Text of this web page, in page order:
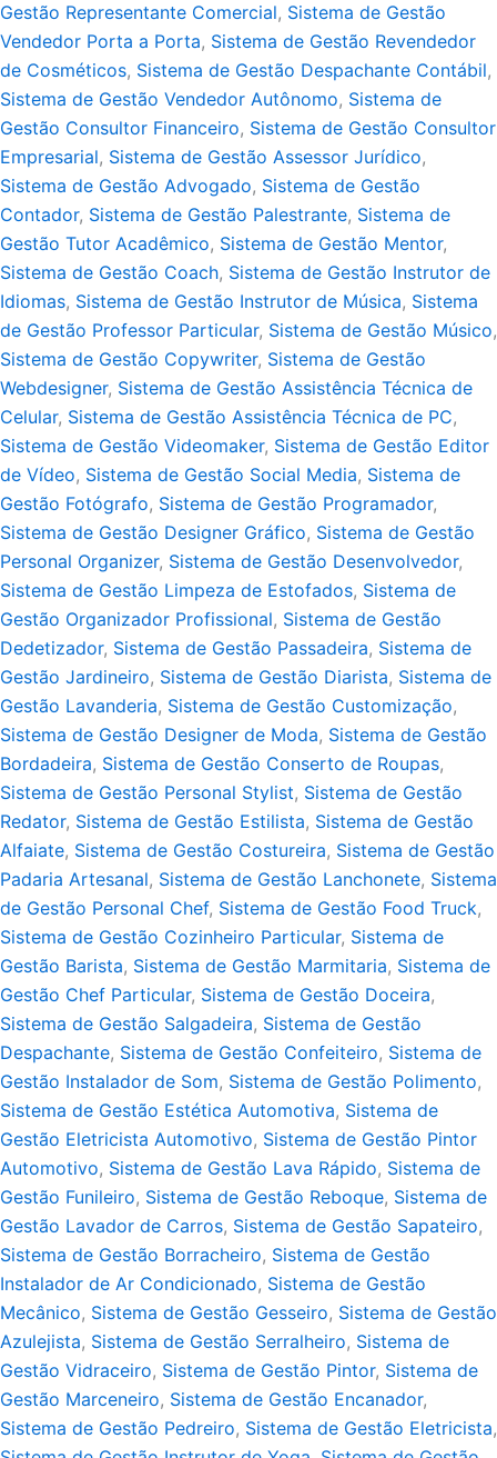
Gestão Representante Comercial, Sistema de Gestão
Vendedor Porta a Porta, Sistema de Gestão Revendedor
de Cosméticos, Sistema de Gestão Despachante Contábil,
Sistema de Gestão Vendedor Autônomo, Sistema de
Gestão Consultor Financeiro, Sistema de Gestão Consultor
Empresarial, Sistema de Gestão Assessor Jurídico,
Sistema de Gestão Advogado, Sistema de Gestão
Contador, Sistema de Gestão Palestrante, Sistema de
Gestão Tutor Acadêmico, Sistema de Gestão Mentor,
Sistema de Gestão Coach, Sistema de Gestão Instrutor de
Idiomas, Sistema de Gestão Instrutor de Música, Sistema
de Gestão Professor Particular, Sistema de Gestão Músico,
Sistema de Gestão Copywriter, Sistema de Gestão
Webdesigner, Sistema de Gestão Assistência Técnica de
Celular, Sistema de Gestão Assistência Técnica de PC,
Sistema de Gestão Videomaker, Sistema de Gestão Editor
de Vídeo, Sistema de Gestão Social Media, Sistema de
Gestão Fotógrafo, Sistema de Gestão Programador,
Sistema de Gestão Designer Gráfico, Sistema de Gestão
Personal Organizer, Sistema de Gestão Desenvolvedor,
Sistema de Gestão Limpeza de Estofados, Sistema de
Gestão Organizador Profissional, Sistema de Gestão
Dedetizador, Sistema de Gestão Passadeira, Sistema de
Gestão Jardineiro, Sistema de Gestão Diarista, Sistema de
Gestão Lavanderia, Sistema de Gestão Customização,
Sistema de Gestão Designer de Moda, Sistema de Gestão
Bordadeira, Sistema de Gestão Conserto de Roupas,
Sistema de Gestão Personal Stylist, Sistema de Gestão
Redator, Sistema de Gestão Estilista, Sistema de Gestão
Alfaiate, Sistema de Gestão Costureira, Sistema de Gestão
Padaria Artesanal, Sistema de Gestão Lanchonete, Sistema
de Gestão Personal Chef, Sistema de Gestão Food Truck,
Sistema de Gestão Cozinheiro Particular, Sistema de
Gestão Barista, Sistema de Gestão Marmitaria, Sistema de
Gestão Chef Particular, Sistema de Gestão Doceira,
Sistema de Gestão Salgadeira, Sistema de Gestão
Despachante, Sistema de Gestão Confeiteiro, Sistema de
Gestão Instalador de Som, Sistema de Gestão Polimento,
Sistema de Gestão Estética Automotiva, Sistema de
Gestão Eletricista Automotivo, Sistema de Gestão Pintor
Automotivo, Sistema de Gestão Lava Rápido, Sistema de
Gestão Funileiro, Sistema de Gestão Reboque, Sistema de
Gestão Lavador de Carros, Sistema de Gestão Sapateiro,
Sistema de Gestão Borracheiro, Sistema de Gestão
Instalador de Ar Condicionado, Sistema de Gestão
Mecânico, Sistema de Gestão Gesseiro, Sistema de Gestão
Azulejista, Sistema de Gestão Serralheiro, Sistema de
Gestão Vidraceiro, Sistema de Gestão Pintor, Sistema de
Gestão Marceneiro, Sistema de Gestão Encanador,
Sistema de Gestão Pedreiro, Sistema de Gestão Eletricista,